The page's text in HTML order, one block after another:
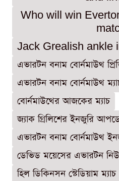
Who will win
Jack Grealish ankle
এভারটন বনাম বোর্নমাউথ
এভারটন বনাম বোর্নমাউথ
বোর্নমাউথের আজকের ম্যাচ
জ্যাক গ্রিলিশের ইনজুরি
এভারটন বনাম বোর্নমাউথ
ডেভিড ময়েসের এভারটন
হিল ডিকিনসন স্টেডিয়াম ম্যাচ